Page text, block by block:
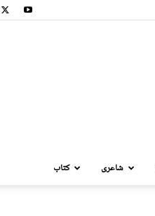
شاعری کتاب